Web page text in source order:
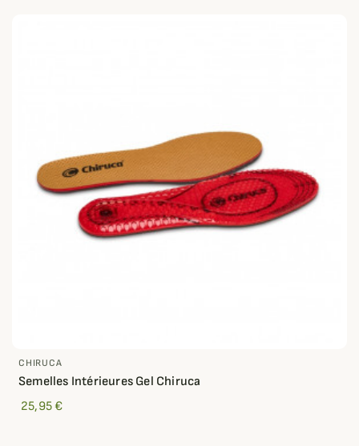
CHIRUCA
Semelles Intérieures Gel Chiruca
25,95 €